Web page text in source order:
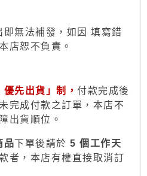
即無法補發，如因 填寫錯
店恕不負責。
先出貨」制， 付款完成後
完成付款之訂單，本店不
出貨順位。
品下單後請於 5 個工作天
者，本店有權直接取消訂